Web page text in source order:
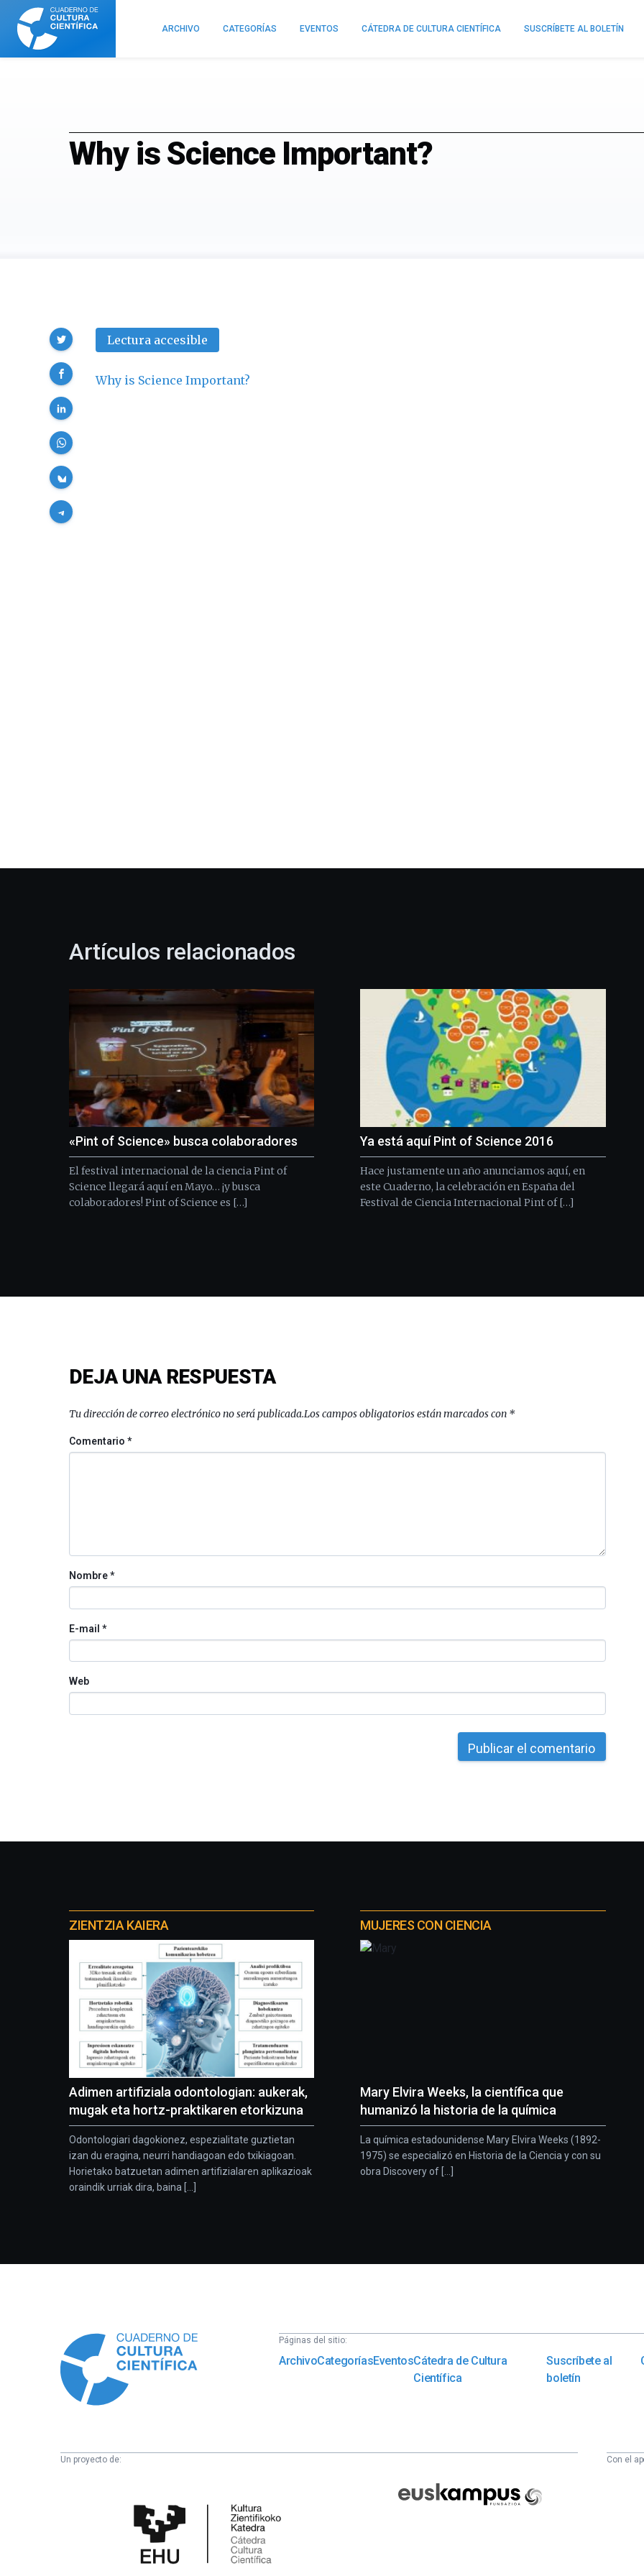
Cuaderno
Cultura
Científica
ARCHIVO CATEGORÍAS EVENTOS CÁTEDRA DE CULTURA CIENTÍFICA SUSCRÍBETE AL BOLETÍN
Why is Science Important?
Lectura accesible
Why is Science Important?
Compartir
Artículos relacionados
«Pint of Science» busca colaboradores
El festival internacional de la ciencia Pint of
Science llegará aquí en Mayo… ¡y busca
colaboradores! Pint of Science es […]
Ya está aquí Pint of Science 2016
Hace justamente un año anunciamos aquí, en
este Cuaderno, la celebración en España del
Festival de Ciencia Internacional Pint of […]
DEJA UNA RESPUESTA
Tu dirección de correo electrónico no será publicada.Los campos obligatorios están marcados con *
Comentario*
Nombre*
E-mail *
Web
proyectos
ZIENTZIA KAIERA
Adimen artifiziala odontologian: aukerak,
mugak eta hortz-praktikaren etorkizuna
Odontologiari dagokionez, espezialitate guztietan
izan du eragina, neurri handiagoan edo txikiagoan.
Horietako batzuetan adimen artifizialaren aplikazioak
oraindik urriak dira, baina [...]
MUJERES CON CIENCIA
Mary Elvira Weeks, la científica que
humanizó la historia de la química
La química estadounidense Mary Elvira Weeks (1892-
1975) se especializó en Historia de la Ciencia y con su
obra Discovery of [...]
Páginas del sitio:
ArchivoCategoríasEventosCátedra de Cultura
Científica
Suscríbete al
boletín
Un proyecto de:
Científica
Fundazioa
Con el